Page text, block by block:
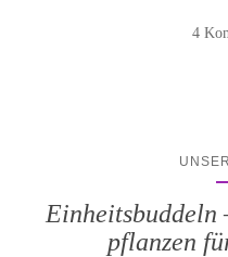
4
Einheitsbuddeln
pflanzen